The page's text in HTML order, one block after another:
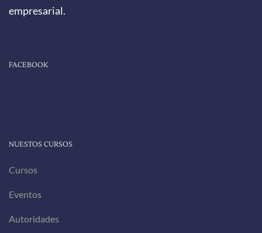
empresarial.
FACEBOOK
NUESTOS CURSOS
Cursos
Eventos
Autoridades